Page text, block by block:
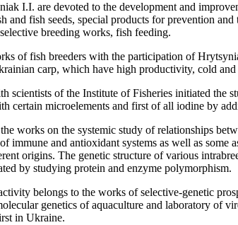
I.I. are devoted to the development and
and fish seeds, special products for prevention and
breeding works, fish feeding.
of fish breeders with the participation of
carp, which have high productivity, cold and
scientists of the Institute of Fisheries initiated the
certain microelements and first of all iodine by
works on the systemic study of relationships
immune and antioxidant systems as well as some
origins. The genetic structure of various
by studying protein and enzyme polymorphism.
belongs to the works of selective-genetic
genetics of aquaculture and laboratory of
in Ukraine.